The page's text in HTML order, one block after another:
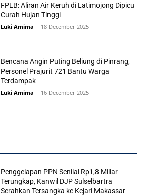
FPLB: Aliran Air Keruh di Latimojong Dipicu
Curah Hujan Tinggi
Luki Amima - 18 December 2025
Bencana Angin Puting Beliung di Pinrang,
Personel Prajurit 721 Bantu Warga
Terdampak
Luki Amima - 16 December 2025
Penggelapan PPN Senilai Rp1,8 Miliar
Terungkap, Kanwil DJP Sulselbartra
Serahkan Tersangka ke Kejari Makassar